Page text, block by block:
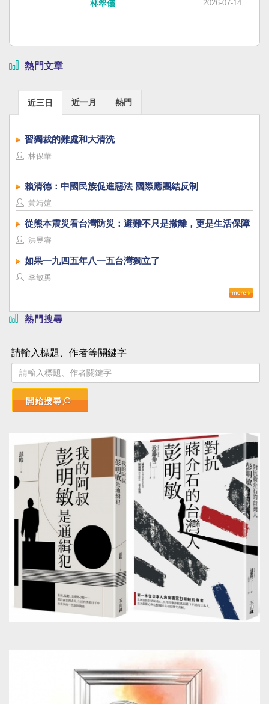
林翠儀 2026-07-14
熱門文章
近三日 近一月 熱門
習獨裁的難處和大清洗
林保華
賴清德：中國民族促進惡法 國際應團結反制
黃靖媗
從熊本震災看台灣防災：避難不只是撤離，更是生活保障
洪昱睿
如果一九四五年八一五台灣獨立了
李敏勇
熱門搜尋
請輸入標題、作者等關鍵字
開始搜尋